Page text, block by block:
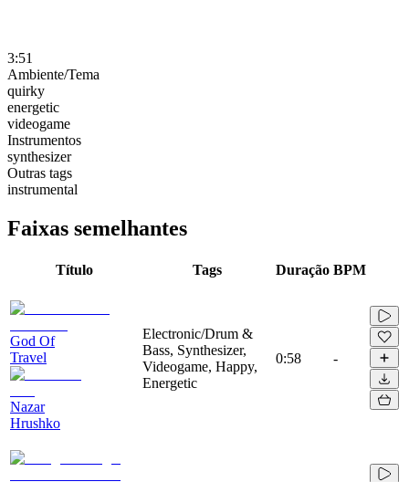
3:51
Ambiente/Tema
quirky
energetic
videogame
Instrumentos
synthesizer
Outras tags
instrumental
Faixas semelhantes
Título Tags Duração BPM
God Of
Travel
Nazar
Hrushko
Electronic/Drum &
Bass, Synthesizer,
Videogame, Happy,
Energetic
0:58 -